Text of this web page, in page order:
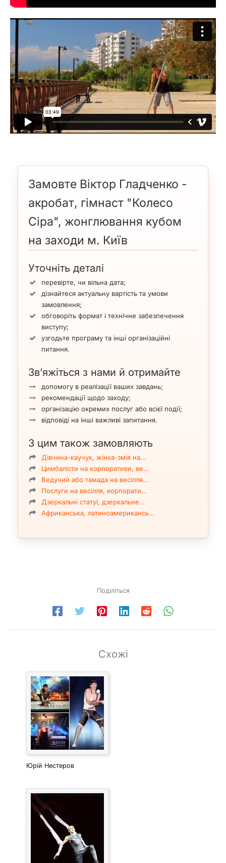
Замовте Віктор Гладченко -
акробат, гімнаст "Колесо
Сіра", жонглювання кубом
на заходи м. Київ
Уточніть деталі
перевірте, чи вільна дата;
дізнайтеся актуальну вартість та умови
замовлення;
обговоріть формат і технічне забезпечення
виступу;
узгодьте програму та інші організаційні
питання.
Зв’яжіться з нами й отримайте
допомогу в реалізації ваших завдань;
рекомендації щодо заходу;
організацію окремих послуг або всієї події;
відповіді на інші важливі запитання.
З цим також замовляють
Дівчина-каучук, жінка-змія на…
Цимбалісти на корпоративи, ве…
Ведучий або тамада на весілля…
Послуги на весілля, корпорати…
Дзеркальні статуї, дзеркальне…
Африканська, латиноамерикансь…
Поділіться
Схожі
Юрій Нестеров